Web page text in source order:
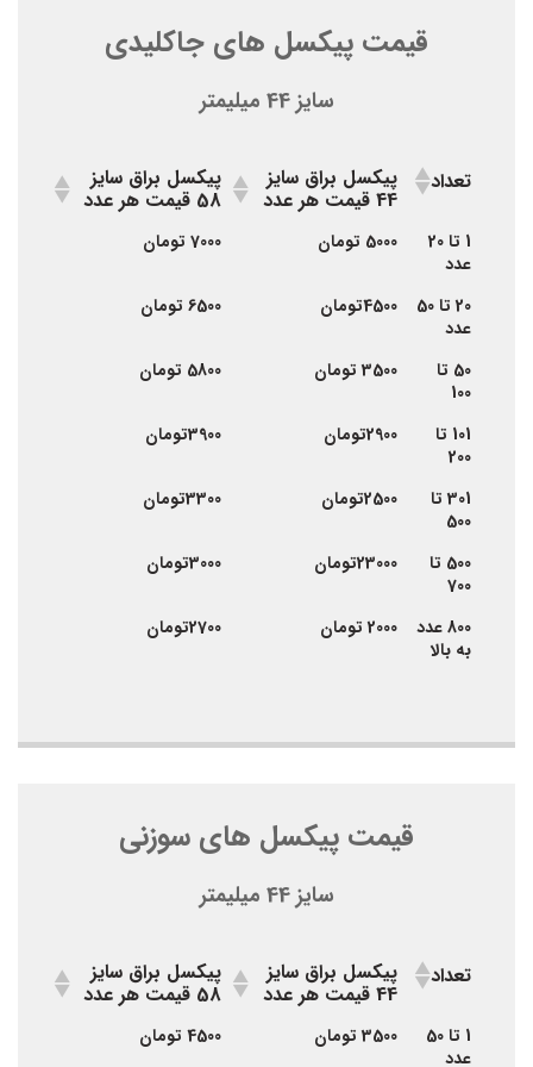
قیمت پیکسل های جاکلیدی
سایز 44 میلیمتر
تعداد پیکسل براق سایز
44 قیمت هر عدد
پیکسل براق سایز
58 قیمت هر عدد
تعداد
پیکسل براق سایز
44 قیمت هر عدد
پیکسل براق سایز
58 قیمت هر عدد
1 تا 20
عدد
5000 تومان 7000 تومان
20 تا 50
عدد
4500تومان 6500 تومان
50 تا
100
3500 تومان 5800 تومان
101 تا
200
2900تومان 3900تومان
301 تا
500
2500تومان 3300تومان
500 تا
700
23000تومان 3000تومان
800 عدد
به بالا
2000 تومان 2700تومان
قیمت پیکسل های سوزنی
سایز 44 میلیمتر
تعداد پیکسل براق سایز
44 قیمت هر عدد
پیکسل براق سایز
58 قیمت هر عدد
تعداد
پیکسل براق سایز
44 قیمت هر عدد
پیکسل براق سایز
58 قیمت هر عدد
1 تا 50
عدد
3500 تومان 4500 تومان